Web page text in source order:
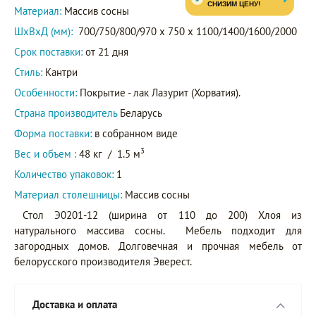
Э0201-
12/4
Материал: Массив сосны
ШxВxД (мм): 700/750/800/970 x 750 x 1100/1400/1600/2000
Срок поставки: от 21 дня
Стиль: Кантри
Особенности: Покрытие - лак Лазурит (Хорватия).
Страна производитель Беларусь
Форма поставки: в собранном виде
Вес и объем : 48 кг / 1.5 м3
Количество упаковок: 1
Материал столешницы: Массив сосны
Стол Э0201-12 (ширина от 110 до 200) Хлоя из
натурального массива сосны. Мебель подходит для
загородных домов. Долговечная и прочная мебель от
белорусского производителя Эверест.
Доставка и оплата